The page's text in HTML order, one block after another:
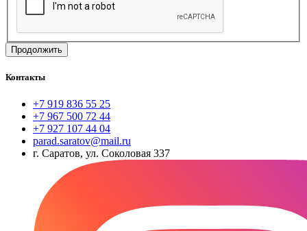
Продолжить
Контакты
+7 919 836 55 25
+7 967 500 72 44
+7 927 107 44 04
parad.saratov@mail.ru
г. Саратов, ул. Соколовая 337